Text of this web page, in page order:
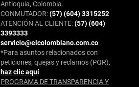
Antioquia, Colombia.
CONMUTADOR:(57) (604) 3315252
ATENCIÓN AL CLIENTE:(57) (604)
3393333
servicio@elcolombiano.com.co
*Para asuntos relacionados con
peticiones, quejas y reclamos (PQR),
haz clic aquí
PROGRAMA DE TRANSPARENCIA Y